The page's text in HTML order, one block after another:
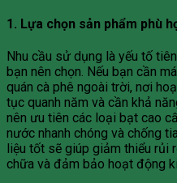
1. Lựa chọn sản phẩm phù
Nhu cầu sử dụng là yếu tố
bạn nên chọn. Nếu bạn cần
quán cà phê ngoài trời, nơi
tục quanh năm và cần khả
nên ưu tiên các loại bạt cao
nước nhanh chóng và chống
liệu tốt sẽ giúp giảm thiểu rủi
chữa và đảm bảo hoạt động